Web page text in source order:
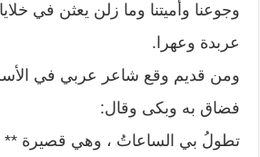
وجوعنا وأميتنا وما زلن يعثن في
عربدة وعهرا.
ومن قديم وقع شاعر عربي في
فضاق به وبكى وقال:
تطولُ بي الساعاتُ ، وهي قصيرة **